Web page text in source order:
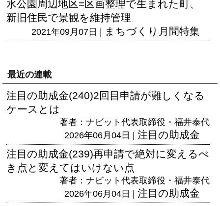
水公園周辺地区=区画整理で生まれた町、
新旧住民で景観を維持管理
2021年09月07日 | まちづくり月間特集
最近の連載
注目の助成金(240)2回目申請が難しくなる
ケースとは
著者：ナビット代表取締役・福井泰代
2026年06月04日 | 注目の助成金
注目の助成金(239)再申請で絶対に変えるべ
き点と変えてはいけない点
著者：ナビット代表取締役・福井泰代
2026年06月04日 | 注目の助成金